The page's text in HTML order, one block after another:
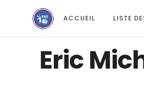
ACCUEIL LISTE
Eric